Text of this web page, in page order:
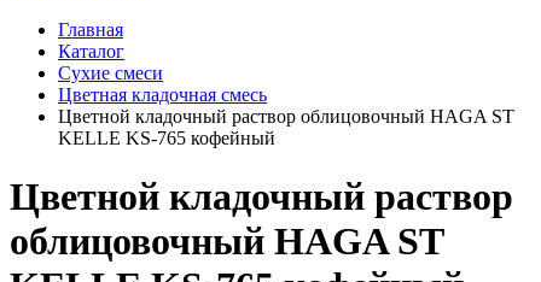
Главная
Каталог
Сухие смеси
Цветная кладочная смесь
Цветной кладочный раствор облицовочный HAGA ST
KELLE KS-765 кофейный
Цветной кладочный раствор
облицовочный HAGA ST